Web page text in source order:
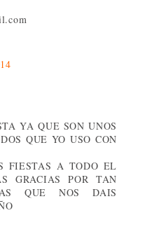
YA QUE SON UNOS
QUE YO USO CON
FIESTAS A TODO EL
GRACIAS POR TAN
QUE NOS DAIS